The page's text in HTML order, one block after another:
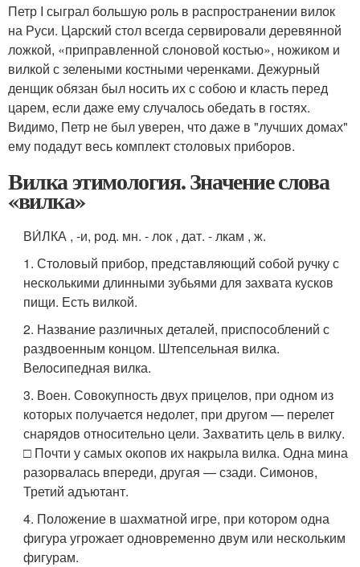
Петр I сыграл большую роль в распространении вилок
на Руси. Царский стол всегда сервировали деревянной
ложкой, «приправленной слоновой костью», ножиком и
вилкой с зелеными костными черенками. Дежурный
денщик обязан был носить их с собою и класть перед
царем, если даже ему случалось обедать в гостях.
Видимо, Петр не был уверен, что даже в "лучших домах"
ему подадут весь комплект столовых приборов.
Вилка этимология. Значение слова
«вилка»
ВИ́ЛКА , -и, род. мн. - лок , дат. - лкам , ж.
1. Столовый прибор, представляющий собой ручку с
несколькими длинными зубьями для захвата кусков
пищи. Есть вилкой.
2. Название различных деталей, приспособлений с
раздвоенным концом. Штепсельная вилка.
Велосипедная вилка.
3. Воен. Совокупность двух прицелов, при одном из
которых получается недолет, при другом — перелет
снарядов относительно цели. Захватить цель в вилку.
□ Почти у самых окопов их накрыла вилка. Одна мина
разорвалась впереди, другая — сзади. Симонов,
Третий адъютант.
4. Положение в шахматной игре, при котором одна
фигура угрожает одновременно двум или нескольким
фигурам.